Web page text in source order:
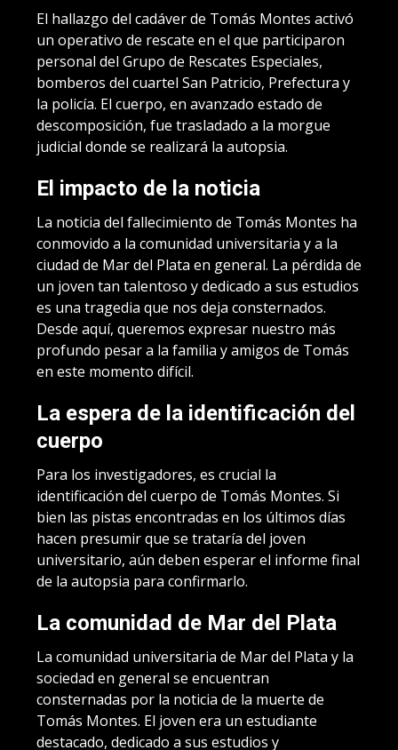
El hallazgo del cadáver de Tomás Montes activó
un operativo de rescate en el que participaron
personal del Grupo de Rescates Especiales,
bomberos del cuartel San Patricio, Prefectura y
la policía. El cuerpo, en avanzado estado de
descomposición, fue trasladado a la morgue
judicial donde se realizará la autopsia.
El impacto de la noticia
La noticia del fallecimiento de Tomás Montes ha
conmovido a la comunidad universitaria y a la
ciudad de Mar del Plata en general. La pérdida de
un joven tan talentoso y dedicado a sus estudios
es una tragedia que nos deja consternados.
Desde aquí, queremos expresar nuestro más
profundo pesar a la familia y amigos de Tomás
en este momento difícil.
La espera de la identificación del
cuerpo
Para los investigadores, es crucial la
identificación del cuerpo de Tomás Montes. Si
bien las pistas encontradas en los últimos días
hacen presumir que se trataría del joven
universitario, aún deben esperar el informe final
de la autopsia para confirmarlo.
La comunidad de Mar del Plata
La comunidad universitaria de Mar del Plata y la
sociedad en general se encuentran
consternadas por la noticia de la muerte de
Tomás Montes. El joven era un estudiante
destacado, dedicado a sus estudios y